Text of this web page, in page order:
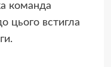
команда
цього встигла